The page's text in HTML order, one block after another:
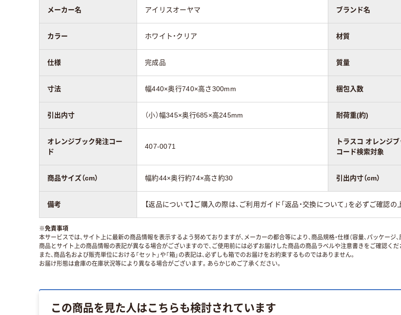
メーカー名 アイリスオーヤマ ブランド名
カラー ホワイト・クリア 材質
仕様 完成品 質量
寸法 幅440×奥行740×高さ300mm 梱包入数
引出内寸 （小）幅345×奥行685×高245mm 耐荷重(約)
オレンジブック発注コー
ド
407-0071
トラスコ オレンジ
コード検索対象
商品サイズ（cm） 幅約44×奥行約74×高さ約30 引出内寸（cm）
備考 【返品について】ご購入の際は、ご利用ガイド「返品・交換について」を必ずご確認の
※免責事項
本サービスでは、サイト上に最新の商品情報を表示するよう努めておりますが、メーカーの都合等により、商品規格・仕様（容量、パッケージ
商品とサイト上の商品情報の表記が異なる場合がございますので、ご使用前には必ずお届けした商品の商品ラベルや注意書きをご確認く
また、商品名および販売単位における「セット」や「箱」の表記は、必ずしも箱でのお届けをお約束するものではありません。
お届け形態は倉庫の在庫状況等により異なる場合がございます。あらかじめご了承ください。
この商品を見た人はこちらも検討されています